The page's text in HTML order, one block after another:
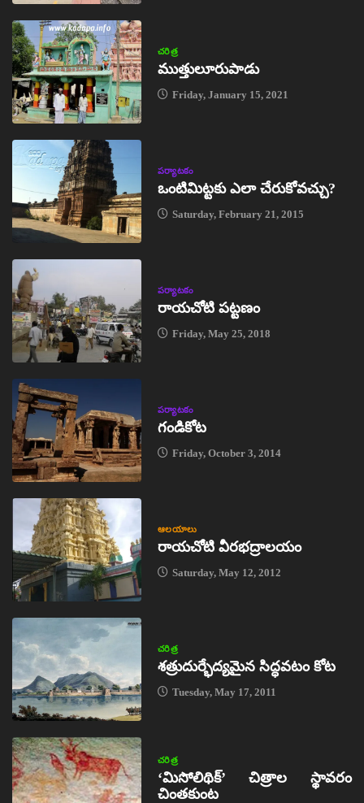
చరిత్ర
ముత్తులూరుపాడు
Friday, January 15, 2021
పర్యాటకం
ఒంటిమిట్టకు ఎలా చేరుకోవచ్చు?
Saturday, February 21, 2015
పర్యాటకం
రాయచోటి పట్టణం
Friday, May 25, 2018
పర్యాటకం
గండికోట
Friday, October 3, 2014
ఆలయాలు
రాయచోటి వీరభద్రాలయం
Saturday, May 12, 2012
చరిత్ర
శత్రుదుర్భేద్యమైన సిద్ధవటం కోట
Tuesday, May 17, 2011
చరిత్ర
‘మిసోలిథిక్‌’ చిత్రాల స్థావరం
చింతకుంట